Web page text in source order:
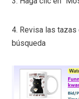
4. Revisa las
búsqueda